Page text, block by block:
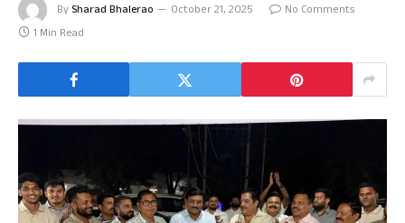
By Sharad Bhalerao October 21, 2025
No Comments
1 Min Read